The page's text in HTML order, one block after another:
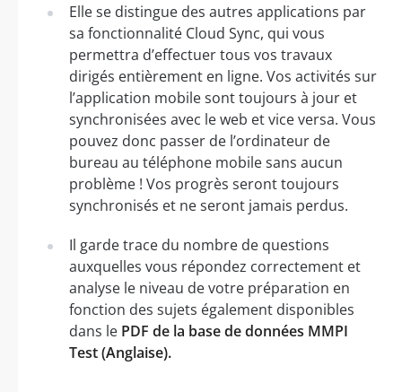
Elle se distingue des autres applications par
sa fonctionnalité Cloud Sync, qui vous
permettra d’effectuer tous vos travaux
dirigés entièrement en ligne. Vos activités sur
l’application mobile sont toujours à jour et
synchronisées avec le web et vice versa. Vous
pouvez donc passer de l’ordinateur de
bureau au téléphone mobile sans aucun
problème ! Vos progrès seront toujours
synchronisés et ne seront jamais perdus.
Il garde trace du nombre de questions
auxquelles vous répondez correctement et
analyse le niveau de votre préparation en
fonction des sujets également disponibles
dans le PDF de la base de données MMPI
Test (Anglaise).